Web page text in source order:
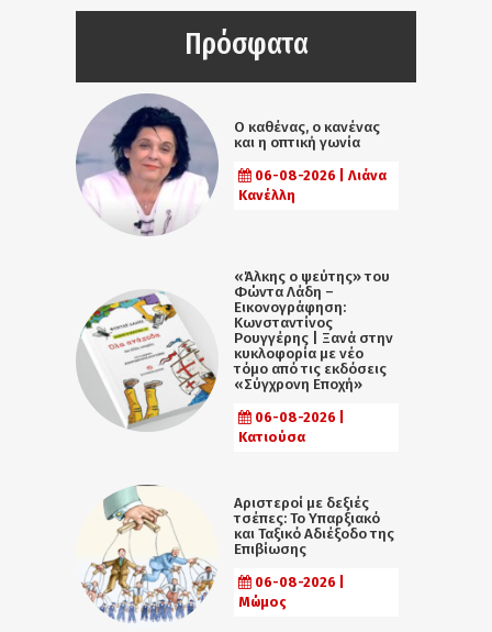
Πρόσφατα
Ο καθένας, ο κανένας
και η οπτική γωνία
06-08-2026 | Λιάνα
Κανέλλη
«Άλκης ο ψεύτης» του
Φώντα Λάδη –
Εικονογράφηση:
Κωνσταντίνος
Ρουγγέρης | Ξανά στην
κυκλοφορία με νέο
τόμο από τις εκδόσεις
«Σύγχρονη Εποχή»
06-08-2026 |
Κατιούσα
Αριστεροί με δεξιές
τσέπες: Το Υπαρξιακό
και Ταξικό Αδιέξοδο της
Επιβίωσης
06-08-2026 |
Μώμος